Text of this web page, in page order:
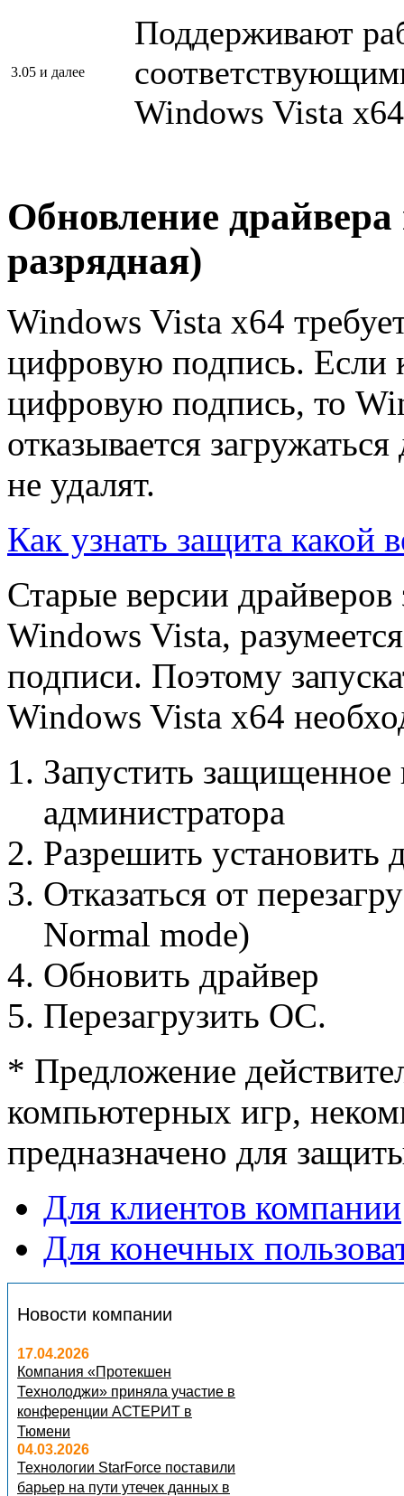
3.05 и далее
Поддерживают
Windows Vista
Обновление
разрядная)
Windows Vista x64
цифровую подпись. Если
цифровую подпись, то
отказывается
не удалят.
Как узнать защита какой
Старые версии
Windows Vista,
подписи. Поэтому
Windows Vista x64
Запустить
администратора
Разрешить установить
Отказаться от
Normal mode)
Обновить драйвер
Перезагрузить OC.
* Предложение
компьютерных игр,
предназначено для
Для клиентов компании
Для конечных
Новости компании
17.04.2026
Компания «Протекшен
Технолоджи» приняла участие в
конференции АСТЕРИТ в
Тюмени
04.03.2026
Технологии StarForce поставили
барьер на пути утечек данных в